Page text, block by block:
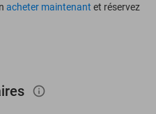
acheter maintenant et réservez
info_outlined